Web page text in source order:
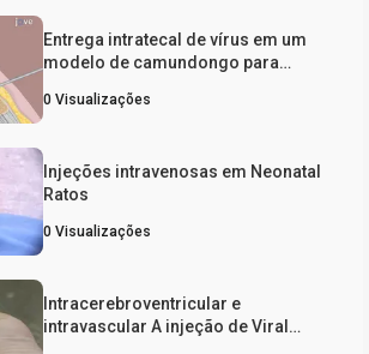
Entrega intratecal de vírus em um
modelo de camundongo para
nervoso central
0 Visualizações
Injeções intravenosas em Neonatal
Ratos
0 Visualizações
Intracerebroventricular e
intravascular A injeção de Viral